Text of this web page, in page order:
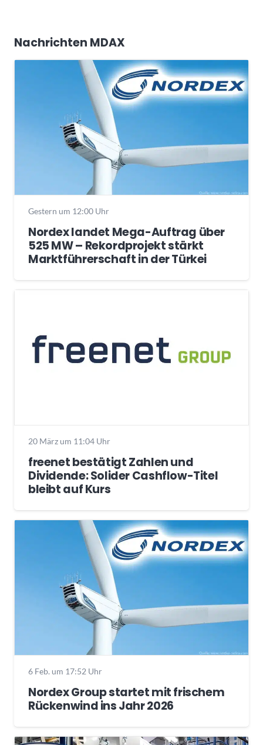
Nachrichten MDAX
Gestern um 12:00 Uhr
Nordex landet Mega-Auftrag über
525 MW – Rekordprojekt stärkt
Marktführerschaft in der Türkei
20 März um 11:04 Uhr
freenet bestätigt Zahlen und
Dividende: Solider Cashflow-Titel
bleibt auf Kurs
6 Feb. um 17:52 Uhr
Nordex Group startet mit frischem
Rückenwind ins Jahr 2026